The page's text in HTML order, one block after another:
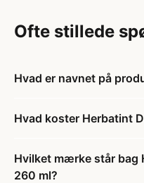
Ofte stillede
Hvad er navnet på
Hvad koster Herbatint
Hvilket mærke står bag
260 ml?